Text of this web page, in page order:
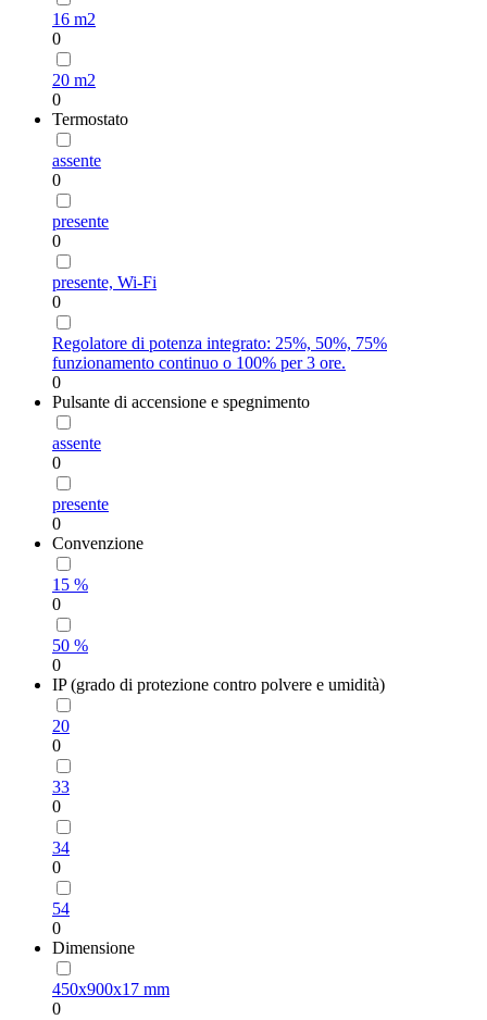
16 m2
0
20 m2
0
Termostato
assente
0
presente
0
presente, Wi-Fi
0
Regolatore di potenza integrato: 25%, 50%, 75%
funzionamento continuo o 100% per 3 ore.
0
Pulsante di accensione e spegnimento
assente
0
presente
0
Convenzione
15 %
0
50 %
0
IP (grado di protezione contro polvere e umidità)
20
0
33
0
34
0
54
0
Dimensione
450х900х17 mm
0